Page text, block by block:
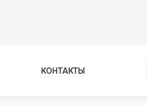
КОНТАКТЫ